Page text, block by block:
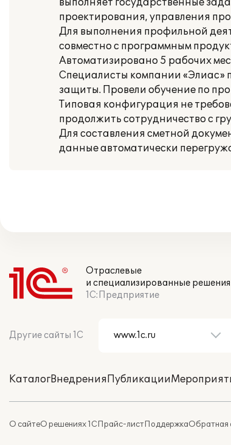
выполняет государственные
проектирования, управления
Для выполнения профильной
совместно с программным
Автоматизировано 5 рабочих
Специалисты компании «Элиас»
защиты. Провели обучение по
Типовая конфигурация не
продолжить сотрудничество с
Для составления сметной
данные автоматически
Отраслевые
и специализированные решения
1С:Предприятие
Другие сайты 1С
КаталогВнедренияПубликации
О сайтеО решениях 1СПрайс-листПоддержкаОбратная